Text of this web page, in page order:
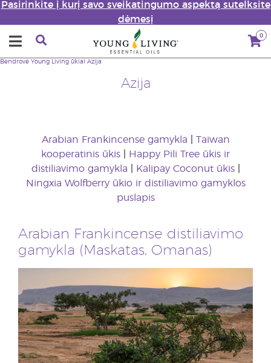
Pasirinkite į kurį savo sveikatingumo aspektą sutelksite
dėmesį
0
Azija
Bendrovė Young Living ūkiai Azija
Arabian Frankincense gamykla
Taiwan
kooperatinis ūkis
Happy Pili Tree ūkis ir
distiliavimo gamykla
Kalipay Coconut ūkis
Ningxia Wolfberry ūkio ir distiliavimo gamyklos
puslapis
Arabian Frankincense distiliavimo
gamykla (Maskatas, Omanas)